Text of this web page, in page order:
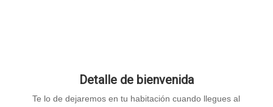
Detalle de bienvenida
Te lo de dejaremos en tu habitación cuando llegues al